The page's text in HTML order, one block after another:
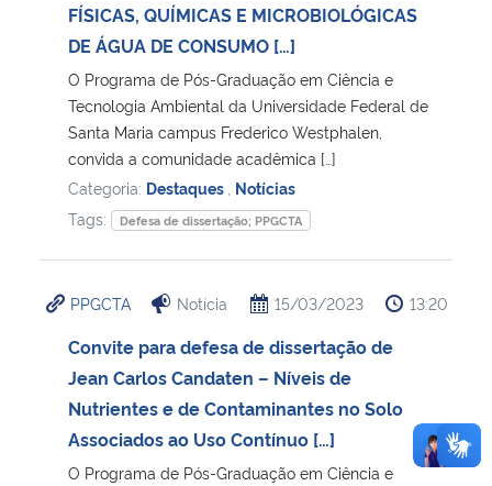
FÍSICAS, QUÍMICAS E MICROBIOLÓGICAS
DE ÁGUA DE CONSUMO […]
O Programa de Pós-Graduação em Ciência e
Tecnologia Ambiental da Universidade Federal de
Santa Maria campus Frederico Westphalen,
convida a comunidade acadêmica […]
Categoria: Destaques Notícias
Tags:
Defesa de dissertação; PPGCTA
PPGCTA Notícia 15/03/2023 13:20
Convite para defesa de dissertação de
Jean Carlos Candaten – Níveis de
Nutrientes e de Contaminantes no Solo
Associados ao Uso Contínuo […]
O Programa de Pós-Graduação em Ciência e